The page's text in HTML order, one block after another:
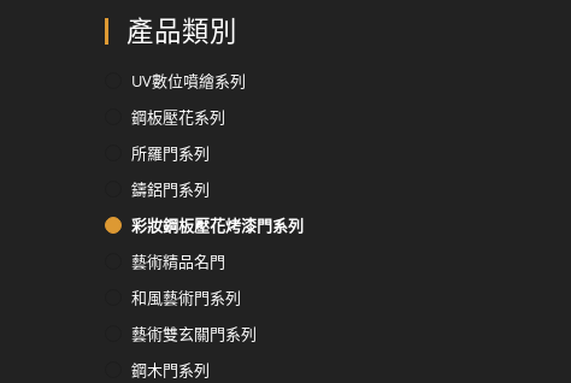
產品類別
UV數位噴繪系列
鋼板壓花系列
所羅門系列
鑄鋁門系列
彩妝鋼板壓花烤漆門系列
藝術精品名門
和風藝術門系列
藝術雙玄關門系列
鋼木門系列